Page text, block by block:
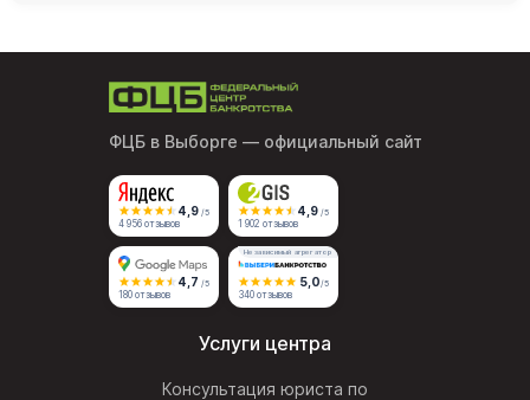
ФЦБ в Выборге — официальный сайт
4,9 /5
4 956 отзывов
4,9 /5
1 902 отзывов
4,7 /5
180 отзывов
Независимый агрегатор
5,0/5
340 отзывов
Услуги центра
Консультация юриста по